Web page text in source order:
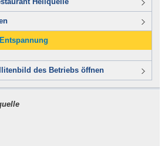
des Betriebs öffnen